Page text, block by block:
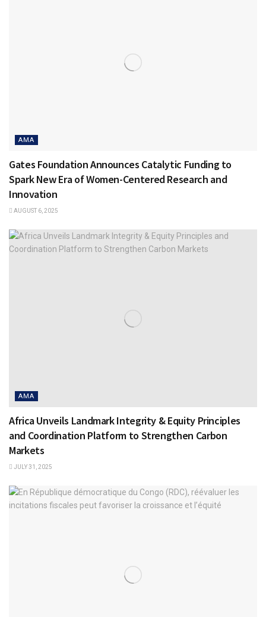
AMA
Gates Foundation Announces Catalytic Funding to
Spark New Era of Women-Centered Research and
Innovation
AUGUST 6, 2025
AMA
Africa Unveils Landmark Integrity & Equity Principles
and Coordination Platform to Strengthen Carbon
Markets
JULY 31, 2025